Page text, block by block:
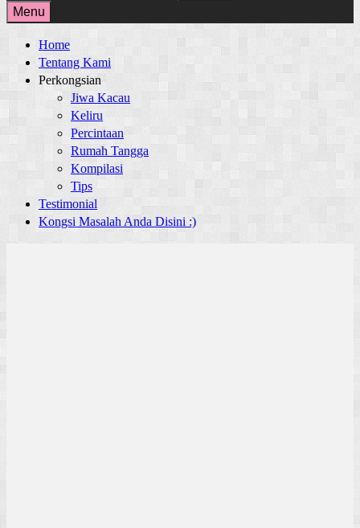
for:
Menu
Home
Tentang Kami
Perkongsian
Jiwa Kacau
Keliru
Percintaan
Rumah Tangga
Kompilasi
Tips
Testimonial
Kongsi Masalah Anda Disini :)